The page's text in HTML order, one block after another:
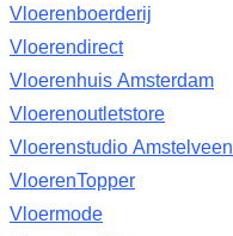
Vloerenboerderij
Vloerendirect
Vloerenhuis Amsterdam
Vloerenoutletstore
Vloerenstudio Amstelveen
VloerenTopper
Vloermode